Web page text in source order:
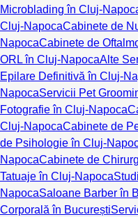
Microblading în Cluj-
Cluj-NapocaCabinete de
NapocaCabinete de
ORL în Cluj-NapocaAlte
Epilare Definitivă în Cluj-
NapocaServicii Pet
Fotografie în Cluj-Napoca
Cluj-NapocaCabinete de
de Psihologie în Cluj-
NapocaCabinete de
Tatuaje în Cluj-Napoca
NapocaSaloane Barber în
Corporală în București